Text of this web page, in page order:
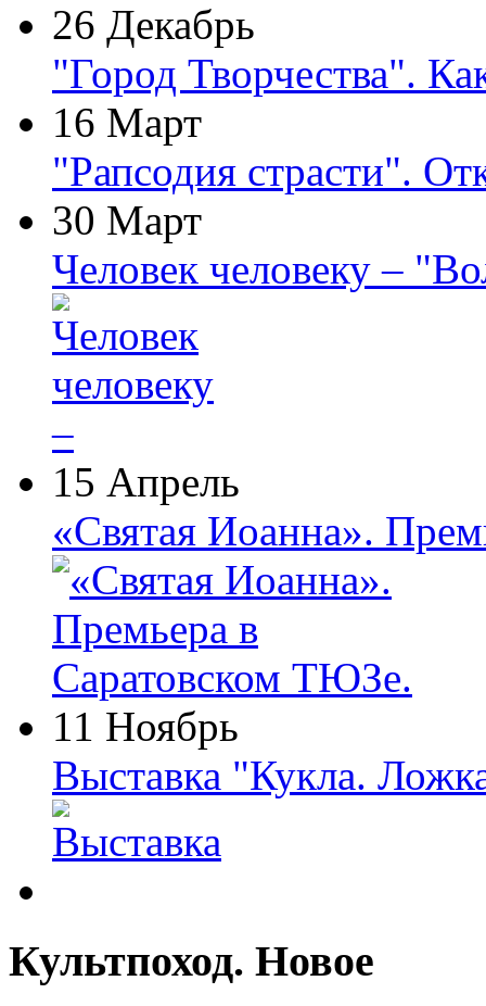
26 Декабрь
"Город Творчества".
16 Март
"Рапсодия страсти".
30 Март
Человек человеку –
15 Апрель
«Святая Иоанна».
11 Ноябрь
Выставка "Кукла.
Культпоход. Новое